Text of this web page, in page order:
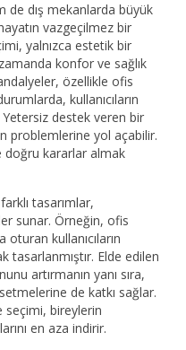
de dış mekanlarda büyük
vazgeçilmez bir
yalnızca estetik bir
konfor ve sağlık
özellikle ofis
kullanıcıların
destek veren bir
problemlerine yol açabilir.
doğru kararlar almak
tasarımlar,
sunar. Örneğin, ofis
kullanıcıların
tasarlanmıştır. Elde edilen
artırmanın yanı sıra,
de katkı sağlar.
seçimi, bireylerin
en aza indirir.